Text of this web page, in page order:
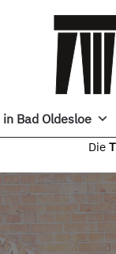
Bad Oldesloe